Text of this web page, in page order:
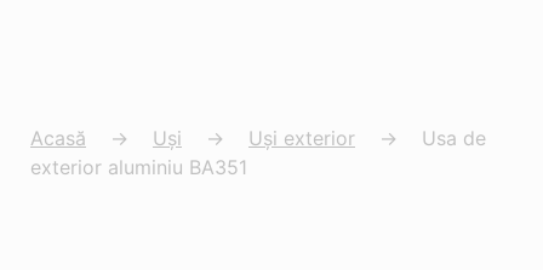
Acasă → Uși → Uși exterior →
Usa de
exterior aluminiu BA351